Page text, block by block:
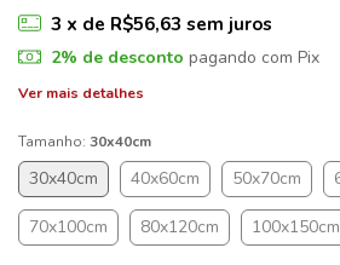
3 x de R$56,63 sem juros
2% de desconto pagando com Pix
Ver mais detalhes
Tamanho: 30x40cm
30x40cm 40x60cm 50x70cm
70x100cm 80x120cm 100x150cm